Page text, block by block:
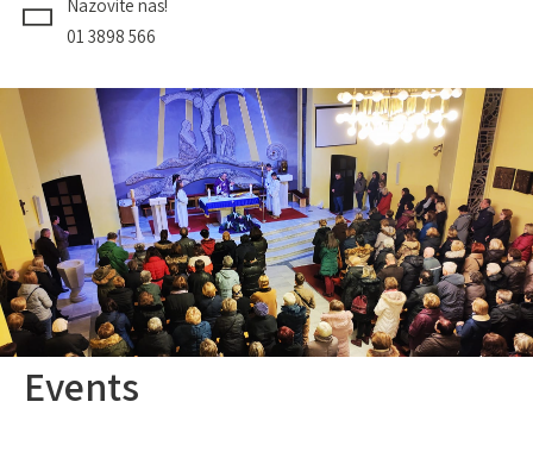
Nazovite nas!
01 3898 566
Events